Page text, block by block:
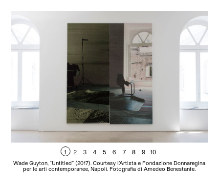
1 2 3 4 5 6 7 8 9 10
Wade Guyton, “Untitled” (2017). Courtesy l’Artista e Fondazione Donnaregina
per le arti contemporanee, Napoli. Fotografia di Amedeo Benestante.